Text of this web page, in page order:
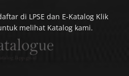
di LPSE dan E-Katalog Klik
melihat Katalog kami.